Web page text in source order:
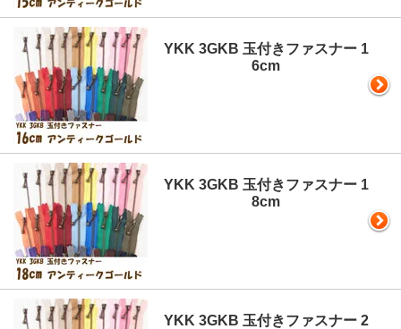
YKK 3GKB 玉付きファスナー 1
6cm
YKK 3GKB 玉付きファスナー 1
8cm
YKK 3GKB 玉付きファスナー 2